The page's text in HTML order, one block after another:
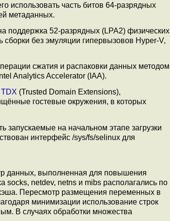
использовать часть битов 64-разрядных
метаданных.
поддержка 52-разрядных (LPA2) физических
без эмуляции гипервызовов Hyper-V,
сжатия и распаковки данных методом
Analytics Accelerator (IAA).
TDX (Trusted Domain Extensions),
гостевые окружения, в которых
на начальном этапе загрузки
интерфейс /sys/fs/selinux для
данных, выполненная для повышения
socks, netdev, netns и mibs располагались по
Пересмотр размещения переменных в
минимизации использование строк
В случаях обработки множества